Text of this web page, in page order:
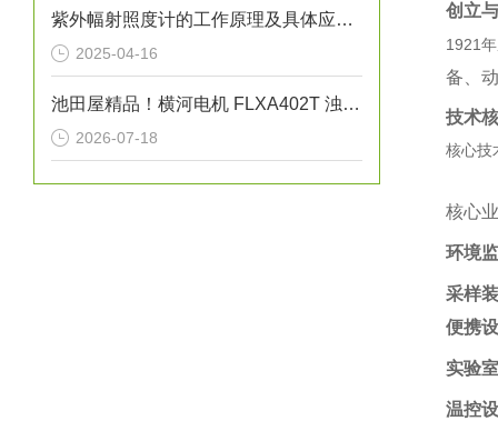
紫外幅射照度计的工作原理及具体应用场景
2025-04-16
池田屋精品！横河电机 FLXA402T 浊度/余氯液体分析仪
2026-07-18
创立
1921
备、
技术
核心技
核心
环境
采样
便携
实验
温控